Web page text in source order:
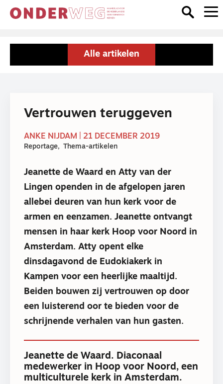
Alle artikelen
Vertrouwen teruggeven
ANKE NIJDAM | 21 DECEMBER 2019
Reportage Thema-artikelen
Jeanette de Waard en Atty van der
Lingen openden in de afgelopen jaren
allebei deuren van hun kerk voor de
armen en eenzamen. Jeanette ontvangt
mensen in haar kerk Hoop voor Noord in
Amsterdam. Atty opent elke
dinsdagavond de Eudokiakerk in
Kampen voor een heerlijke maaltijd.
Beiden bouwen zij vertrouwen op door
een luisterend oor te bieden voor de
schrijnende verhalen van hun gasten.
Jeanette de Waard. Diaconaal
medewerker in Hoop voor Noord, een
multiculturele kerk in Amsterdam.